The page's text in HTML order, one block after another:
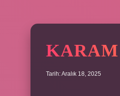
Tarih: Aralık 18, 2025